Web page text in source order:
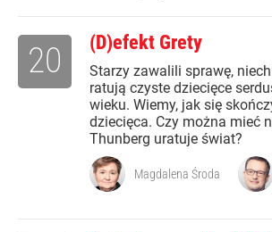
(D)efekt Grety
Starzy zawalili sprawę,
ratują czyste dziecięce
wieku. Wiemy, jak się
dziecięca. Czy można mieć
Thunberg uratuje świat?
20
Magdalena Środa